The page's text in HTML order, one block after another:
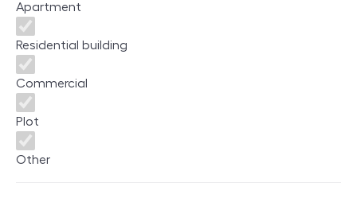
Apartment
Residential building
Commercial
Plot
Other